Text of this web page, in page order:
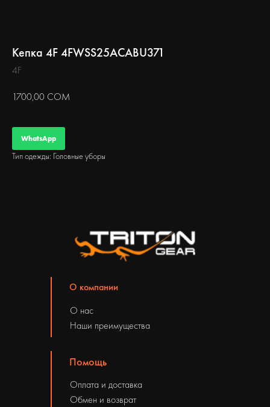
Кепка 4F 4FWSS25ACABU371
4F
1700,00 СОМ
WhatsApp
Тип одежды: Головные уборы
О компании
О нас
Наши преимущества
Помощь
Оплата и доставка
Обмен и возврат